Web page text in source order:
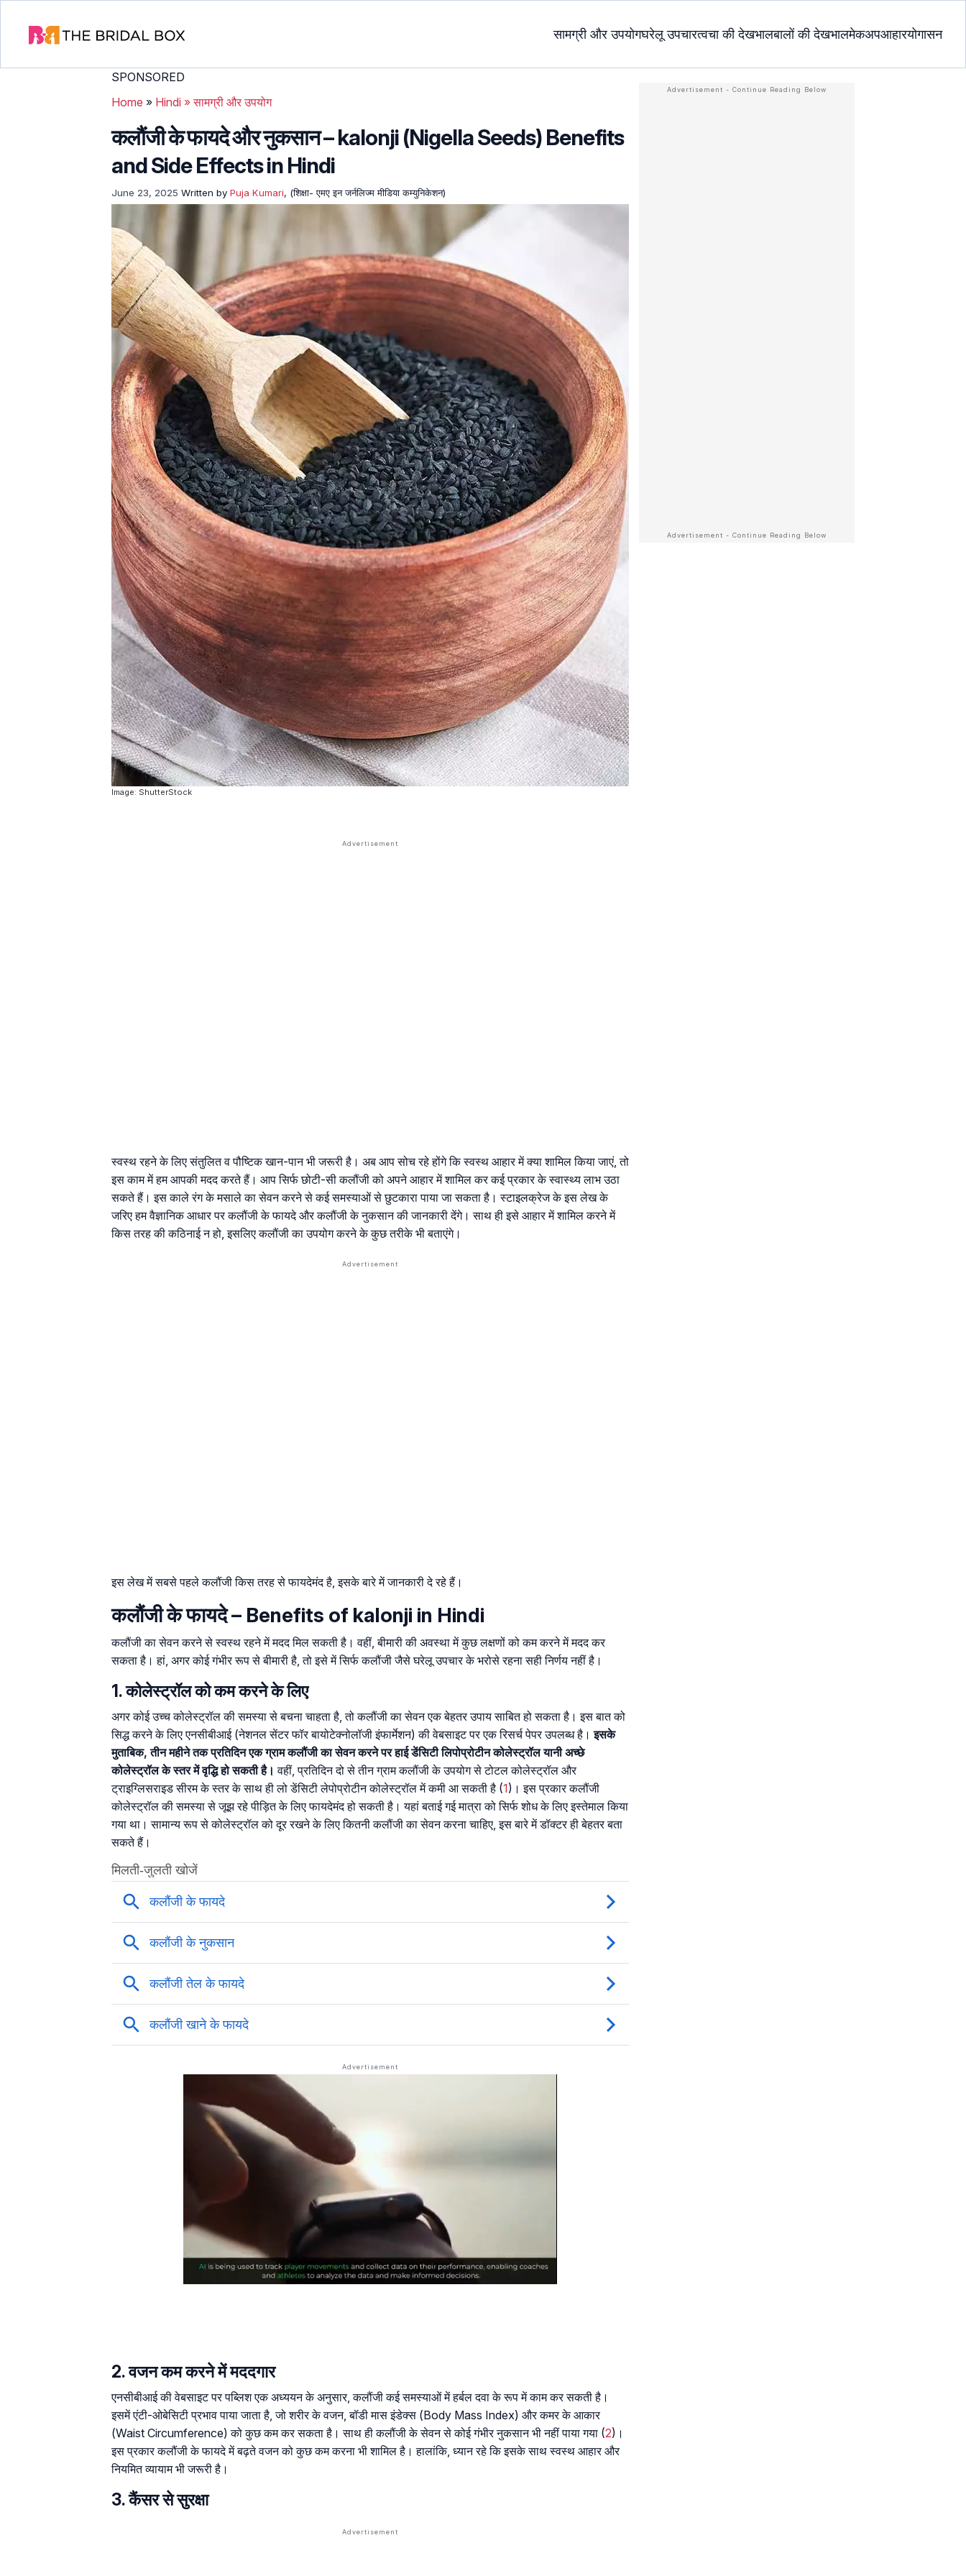
सामग्री और उपयोगघरेलू उपचारत्वचा की देखभालबालों की देखभालमेकअपआहारयोगासन
SPONSORED
Home » Hindi »सामग्री और उपयोग
कलौंजी के फायदे और नुकसान – kalonji (Nigella Seeds) Benefits
and Side Effects in Hindi
June 23, 2025 Written by Puja Kumari, (शिक्षा- एमए इन जर्नलिज्म मीडिया कम्युनिकेशन)
Image: ShutterStock
स्वस्थ रहने के लिए संतुलित व पौष्टिक खान-पान भी जरूरी है। अब आप सोच रहे होंगे कि स्वस्थ आहार में क्या शामिल किया जाएं, तो
इस काम में हम आपकी मदद करते हैं। आप सिर्फ छोटी-सी कलौंजी को अपने आहार में शामिल कर कई प्रकार के स्वास्थ्य लाभ उठा
सकते हैं। इस काले रंग के मसाले का सेवन करने से कई समस्याओं से छुटकारा पाया जा सकता है। स्टाइलक्रेज के इस लेख के
जरिए हम वैज्ञानिक आधार पर कलौंजी के फायदे और कलौंजी के नुकसान की जानकारी देंगे। साथ ही इसे आहार में शामिल करने में
किस तरह की कठिनाई न हो, इसलिए कलौंजी का उपयोग करने के कुछ तरीके भी बताएंगे।
इस लेख में सबसे पहले कलौंजी किस तरह से फायदेमंद है, इसके बारे में जानकारी दे रहे हैं।
कलौंजी के फायदे – Benefits of kalonji in Hindi
कलौंजी का सेवन करने से स्वस्थ रहने में मदद मिल सकती है। वहीं, बीमारी की अवस्था में कुछ लक्षणों को कम करने में मदद कर
सकता है। हां, अगर कोई गंभीर रूप से बीमारी है, तो इसे में सिर्फ कलौंजी जैसे घरेलू उपचार के भरोसे रहना सही निर्णय नहीं है।
1. कोलेस्ट्रॉल को कम करने के लिए
अगर कोई उच्च कोलेस्ट्रॉल की समस्या से बचना चाहता है, तो कलौंजी का सेवन एक बेहतर उपाय साबित हो सकता है। इस बात को
सिद्ध करने के लिए एनसीबीआई (नेशनल सेंटर फॉर बायोटेक्नोलॉजी इंफार्मेशन) की वेबसाइट पर एक रिसर्च पेपर उपलब्ध है।इसके
मुताबिक, तीन महीने तक प्रतिदिन एक ग्राम कलौंजी का सेवन करने पर हाई डेंसिटी लिपोप्रोटीन कोलेस्ट्रॉल यानी अच्छे
कोलेस्ट्रॉल के स्तर में वृद्धि हो सकती है। वहीं, प्रतिदिन दो से तीन ग्राम कलौंजी के उपयोग से टोटल कोलेस्ट्रॉल और
ट्राइग्लिसराइड सीरम के स्तर के साथ ही लो डेंसिटी लेपोप्रोटीन कोलेस्ट्रॉल में कमी आ सकती है (1)। इस प्रकार कलौंजी
कोलेस्ट्रॉल की समस्या से जूझ रहे पीड़ित के लिए फायदेमंद हो सकती है। यहां बताई गई मात्रा को सिर्फ शोध के लिए इस्तेमाल किया
गया था। सामान्य रूप से कोलेस्ट्रॉल को दूर रखने के लिए कितनी कलौंजी का सेवन करना चाहिए, इस बारे में डॉक्टर ही बेहतर बता
सकते हैं।
2. वजन कम करने में मददगार
एनसीबीआई की वेबसाइट पर पब्लिश एक अध्ययन के अनुसार, कलौंजी कई समस्याओं में हर्बल दवा के रूप में काम कर सकती है।
इसमें एंटी-ओबेसिटी प्रभाव पाया जाता है, जो शरीर के वजन, बॉडी मास इंडेक्स (Body Mass Index) और कमर के आकार
(Waist Circumference) को कुछ कम कर सकता है। साथ ही कलौंजी के सेवन से कोई गंभीर नुकसान भी नहीं पाया गया (2)।
इस प्रकार कलौंजी के फायदे में बढ़ते वजन को कुछ कम करना भी शामिल है। हालांकि, ध्यान रहे कि इसके साथ स्वस्थ आहार और
नियमित व्यायाम भी जरूरी है।
3. कैंसर से सुरक्षा